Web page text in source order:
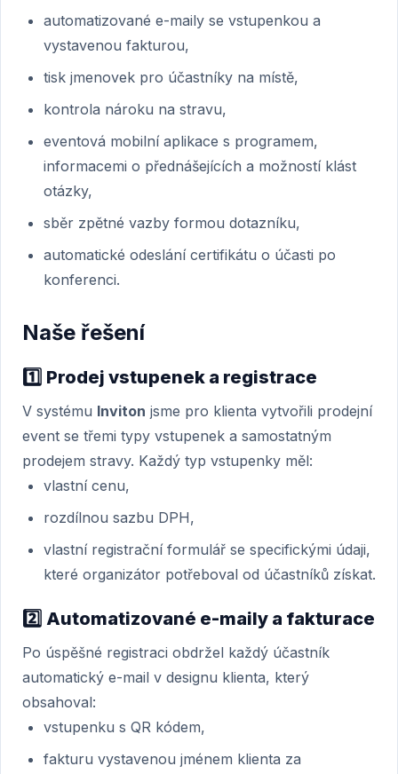
automatizované e-maily se vstupenkou a
vystavenou fakturou,
tisk jmenovek pro účastníky na místě,
kontrola nároku na stravu,
eventová mobilní aplikace s programem,
informacemi o přednášejících a možností klást
otázky,
sběr zpětné vazby formou dotazníku,
automatické odeslání certifikátu o účasti po
konferenci.
Naše řešení
1️⃣ Prodej vstupenek a registrace
V systému Inviton jsme pro klienta vytvořili prodejní
event se třemi typy vstupenek a samostatným
prodejem stravy. Každý typ vstupenky měl:
vlastní cenu,
rozdílnou sazbu DPH,
vlastní registrační formulář se specifickými údaji,
které organizátor potřeboval od účastníků získat.
2️⃣ Automatizované e-maily a fakturace
Po úspěšné registraci obdržel každý účastník
automatický e-mail v designu klienta, který
obsahoval:
vstupenku s QR kódem,
fakturu vystavenou jménem klienta za